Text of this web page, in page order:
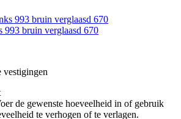
bruin verglaasd 670
vestigingen
de gewenste hoeveelheid in of gebruik
te verhogen of te verlagen.